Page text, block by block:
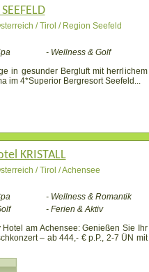
/ Tirol / Region Seefeld
- Wellness & Golf
in gesunder Bergluft mit herrlichem
im 4*Superior Bergresort Seefeld ...
KRISTALL
/ Tirol / Achensee
- Wellness & Romantik
- Ferien & Aktiv
Hotel am Achensee: Genießen Sie Ihr
– ab 444,- € p.P., 2-7 ÜN mit